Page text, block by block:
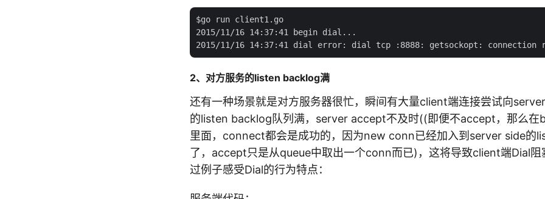
$go run client1.go
2015/11/16 14:37:41 begin dial...
2、对方服务的listen backlog满
还有一种场景就是对方服务器很忙，瞬间有大量client端连接尝试向
的listen backlog队列满，server accept不及时((即便不accept，那么在
里面，connect都会是成功的，因为new conn已经加入到server side的
了，accept只是从queue中取出一个conn而已)，这将导致client端Dial阻
过例子感受Dial的行为特点：